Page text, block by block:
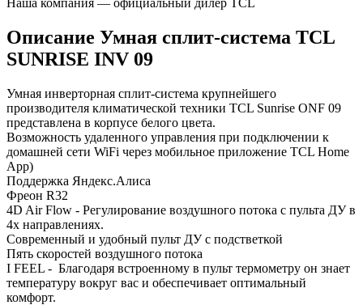
Описание Умная сплит-система TCL
SUNRISE INV 09
Умная инверторная сплит-система крупнейшего
производителя климатической техники TCL Sunrise ONF 09
представлена в корпусе белого цвета.
Возможность удаленного управления при подключении к
домашней сети WiFi через мобильное приложение TCL Home
App)
Поддержка Яндекс.Алиса
Фреон R32
4D Air Flow - Регулирование воздушного потока с пульта ДУ в
4х направлениях.
Современный и удобный пульт ДУ с подстветкой
Пять скоростей воздушного потока
I FEEL - Благодаря встроенному в пульт термометру он знает
температуру вокруг вас и обеспечивает оптимальный
комфорт.